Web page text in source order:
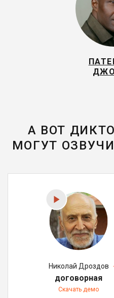
А ВОТ
МОГУТ
Николай Дроздов
договорная
Скачать демо